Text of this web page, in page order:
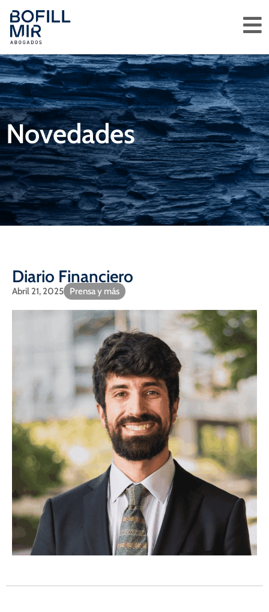
Novedades
Diario Financiero
Abril 21, 2025 Prensa y más